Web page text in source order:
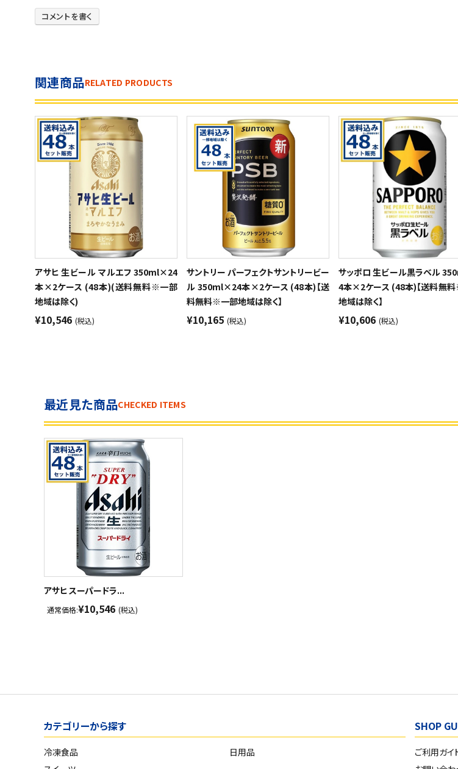
コメントを書く
関連商品RELATED PRODUCTS
アサヒ 生ビール マルエフ 350ml×24
本×2ケース (48本)(送料無料※一部
地域は除く)
¥10,546 (税込)
サントリー パーフェクトサントリービー
ル 350ml×24本×2ケース (48本)【送
料無料※一部地域は除く】
¥10,165 (税込)
サッポロ 生ビール黒ラベル
4本×2ケース (48本)【送料無
地域は除く】
¥10,606 (税込)
最近見た商品CHECKED ITEMS
アサヒ スーパードラ...
通常価格:¥10,546 (税込)
カテゴリーから探す
冷凍食品
日用品
SHOP
ご利用ガイ